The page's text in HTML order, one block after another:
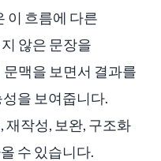
이 흐름에 다른
않은 문장을
맥을 보면서 결과를
을 보여줍니다.
재작성, 보완, 구조화
수 있습니다.